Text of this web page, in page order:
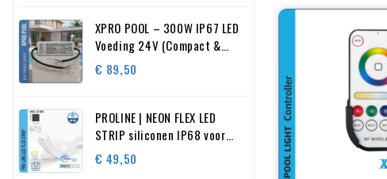
XPRO POOL – 300W IP67 LED
Voeding 24V (Compact &
Waterdicht)
€ 89,50
PROLINE | NEON FLEX LED
STRIP siliconen IP68 voor
zwembad 16.5X16.5 MM op
maat gemaakt R
€ 49,50